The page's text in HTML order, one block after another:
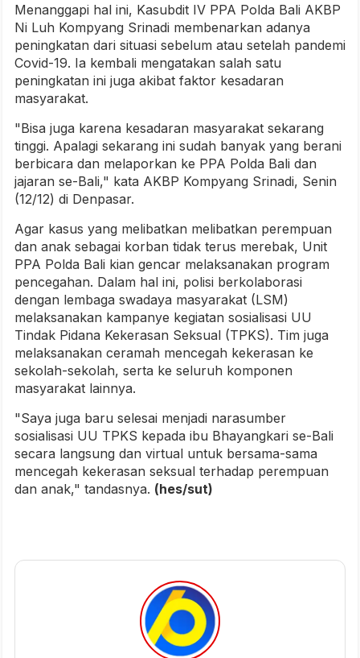
Menanggapi hal ini, Kasubdit IV PPA Polda Bali AKBP
Ni Luh Kompyang Srinadi membenarkan adanya
peningkatan dari situasi sebelum atau setelah pandemi
Covid-19. Ia kembali mengatakan salah satu
peningkatan ini juga akibat faktor kesadaran
masyarakat.
"Bisa juga karena kesadaran masyarakat sekarang
tinggi. Apalagi sekarang ini sudah banyak yang berani
berbicara dan melaporkan ke PPA Polda Bali dan
jajaran se-Bali," kata AKBP Kompyang Srinadi, Senin
(12/12) di Denpasar.
Agar kasus yang melibatkan melibatkan perempuan
dan anak sebagai korban tidak terus merebak, Unit
PPA Polda Bali kian gencar melaksanakan program
pencegahan. Dalam hal ini, polisi berkolaborasi
dengan lembaga swadaya masyarakat (LSM)
melaksanakan kampanye kegiatan sosialisasi UU
Tindak Pidana Kekerasan Seksual (TPKS). Tim juga
melaksanakan ceramah mencegah kekerasan ke
sekolah-sekolah, serta ke seluruh komponen
masyarakat lainnya.
"Saya juga baru selesai menjadi narasumber
sosialisasi UU TPKS kepada ibu Bhayangkari se-Bali
secara langsung dan virtual untuk bersama-sama
mencegah kekerasan seksual terhadap perempuan
dan anak," tandasnya. (hes/sut)